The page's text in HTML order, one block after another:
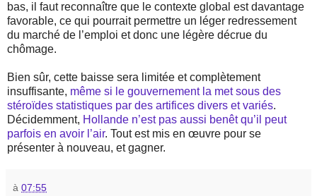
bas, il faut reconnaître que le contexte global est davantage
favorable, ce qui pourrait permettre un léger redressement
du marché de l’emploi et donc une légère décrue du
chômage.
Bien sûr, cette baisse sera limitée et complètement
insuffisante, même si le gouvernement la met sous des
stéroïdes statistiques par des artifices divers et variés.
Décidemment, Hollande n’est pas aussi benêt qu’il peut
parfois en avoir l’air. Tout est mis en œuvre pour se
présenter à nouveau, et gagner.
à 07:55